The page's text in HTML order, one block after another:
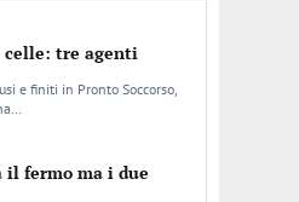
tre agenti
e finiti in Pronto Soccorso,
il fermo ma i due